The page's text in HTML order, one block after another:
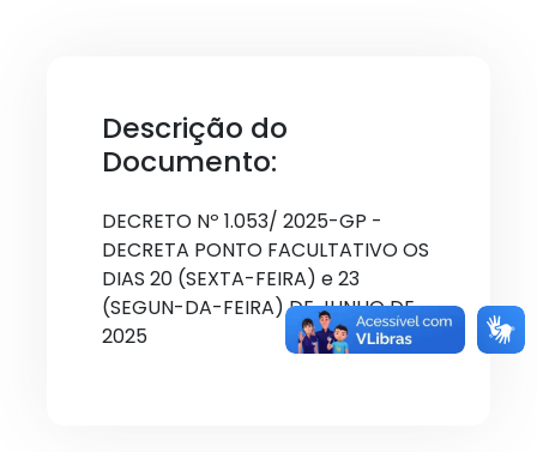
Descrição do
Documento:
DECRETO Nº 1.053/ 2025-GP -
DECRETA PONTO FACULTATIVO OS
DIAS 20 (SEXTA-FEIRA) e 23
(SEGUN-DA-FEIRA) DE JUNHO DE
2025